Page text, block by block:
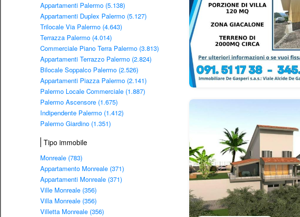
Appartamenti Palermo (5.138)
Appartamenti Duplex Palermo (5.127)
Trilocale Via Palermo (4.643)
Terrazza Palermo (4.014)
Commerciale Piano Terra Palermo (3.813)
Appartamenti Terrazzo Palermo (2.824)
Bilocale Soppalco Palermo (2.526)
Appartamenti Piazza Palermo (2.141)
Palermo Locale Commerciale (1.887)
Palermo Ascensore (1.675)
Indipendente Palermo (1.412)
Palermo Giardino (1.351)
Tipo immobile
Monreale (783)
Appartamento Monreale (371)
Appartamenti Monreale (371)
Ville Monreale (356)
Villa Monreale (356)
Villetta Monreale (356)